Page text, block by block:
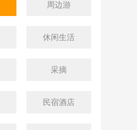
周边游
休闲生活
采摘
民宿酒店